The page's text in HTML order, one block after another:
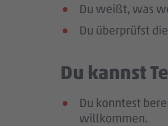
Du weißt, was
Du überprüfst
Du kannst
Du konntest
willkommen.